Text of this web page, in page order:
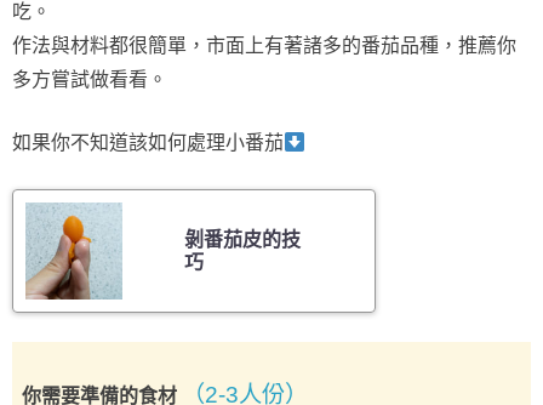
吃。
作法與材料都很簡單，市面上有著諸多的番茄品種，推薦你
多方嘗試做看看。
如果你不知道該如何處理小番茄
剝番茄皮的技
巧
你需要準備的食材 （2-3人份）